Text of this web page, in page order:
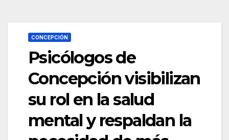
CONCEPCIÓN
Psicólogos de
Concepción visibilizan
su rol en la salud
mental y respaldan la